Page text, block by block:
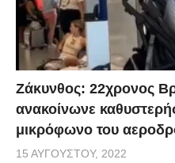
Ζάκυνθος: 22χρονος
ανακοίνωνε
μικρόφωνο του
15 ΑΥΓΟΎΣΤΟΥ, 2022